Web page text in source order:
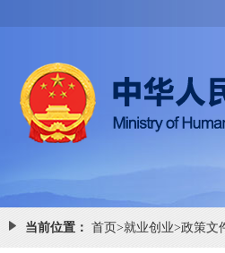
当前位置： 首页>就业创业>政策文